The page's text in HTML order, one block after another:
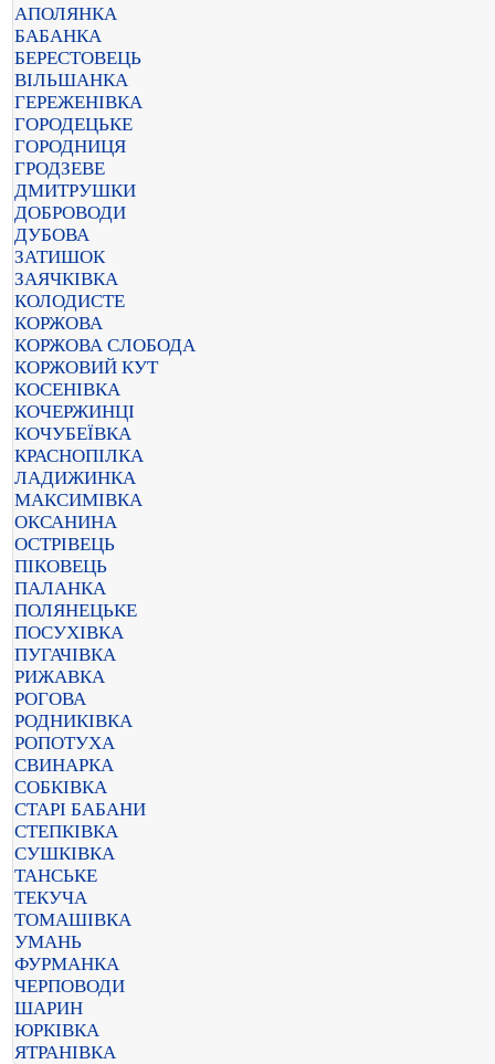
АПОЛЯНКА
БАБАНКА
БЕРЕСТОВЕЦЬ
ВІЛЬШАНКА
ГЕРЕЖЕНІВКА
ГОРОДЕЦЬКЕ
ГОРОДНИЦЯ
ГРОДЗЕВЕ
ДМИТРУШКИ
ДОБРОВОДИ
ДУБОВА
ЗАТИШОК
ЗАЯЧКІВКА
КОЛОДИСТЕ
КОРЖОВА
КОРЖОВА СЛОБОДА
КОРЖОВИЙ КУТ
КОСЕНІВКА
КОЧЕРЖИНЦІ
КОЧУБЕЇВКА
КРАСНОПІЛКА
ЛАДИЖИНКА
МАКСИМІВКА
ОКСАНИНА
ОСТРІВЕЦЬ
ПІКОВЕЦЬ
ПАЛАНКА
ПОЛЯНЕЦЬКЕ
ПОСУХІВКА
ПУГАЧІВКА
РИЖАВКА
РОГОВА
РОДНИКІВКА
РОПОТУХА
СВИНАРКА
СОБКІВКА
СТАРІ БАБАНИ
СТЕПКІВКА
СУШКІВКА
ТАНСЬКЕ
ТЕКУЧА
ТОМАШІВКА
УМАНЬ
ФУРМАНКА
ЧЕРПОВОДИ
ШАРИН
ЮРКІВКА
ЯТРАНІВКА